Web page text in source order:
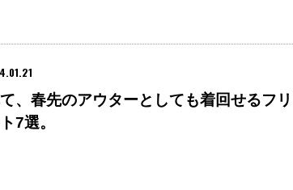
、春先のアウターとしても着回せるフリ
7選。